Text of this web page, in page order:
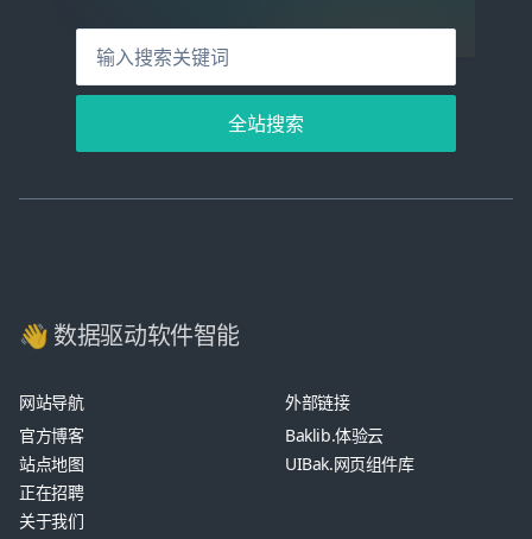
全站搜索
👋 数据驱动软件智能
网站导航
官方博客
站点地图
正在招聘
关于我们
外部链接
Baklib.体验云
UIBak.网页组件库